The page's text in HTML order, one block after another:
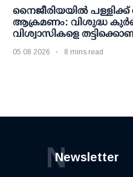
നൈജീരിയയിൽ
ആക്രമണം: വിശുദ്ധ
വിശ്വാസികളെ
05 08 2026 8 mins read
Newsletter
N